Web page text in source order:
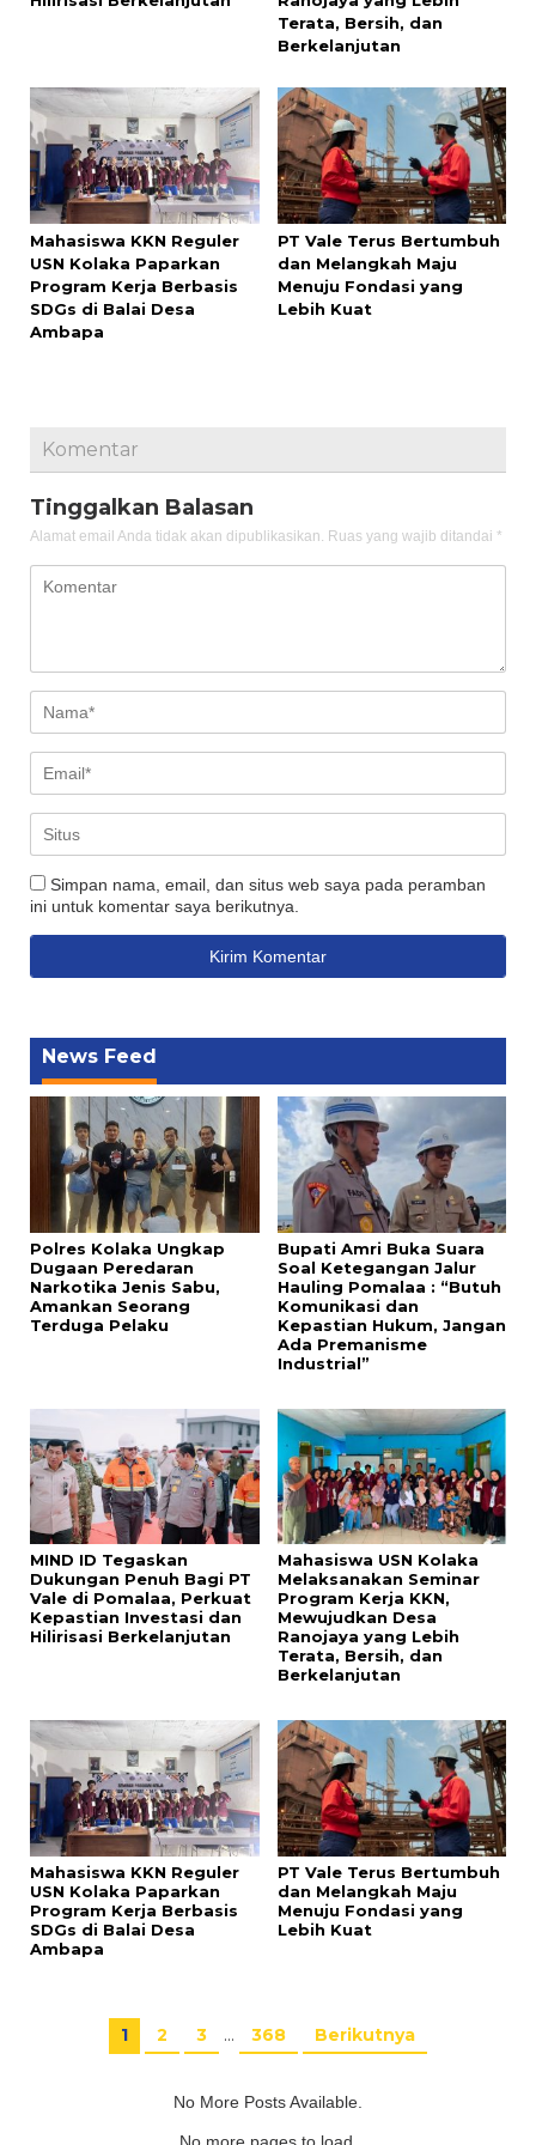
Terata, Bersih, dan
Berkelanjutan
Mahasiswa KKN Reguler
USN Kolaka Paparkan
Program Kerja Berbasis
SDGs di Balai Desa
Ambapa
PT Vale Terus Bertumbuh
dan Melangkah Maju
Menuju Fondasi yang
Lebih Kuat
Komentar
Tinggalkan Balasan
Alamat email Anda tidak akan dipublikasikan. Ruas yang wajib ditandai *
Simpan nama, email, dan situs web saya pada peramban
ini untuk komentar saya berikutnya.
News Feed
Polres Kolaka Ungkap
Dugaan Peredaran
Narkotika Jenis Sabu,
Amankan Seorang
Terduga Pelaku
Bupati Amri Buka Suara
Soal Ketegangan Jalur
Hauling Pomalaa : “Butuh
Komunikasi dan
Kepastian Hukum, Jangan
Ada Premanisme
Industrial”
MIND ID Tegaskan
Dukungan Penuh Bagi PT
Vale di Pomalaa, Perkuat
Kepastian Investasi dan
Hilirisasi Berkelanjutan
Mahasiswa USN Kolaka
Melaksanakan Seminar
Program Kerja KKN,
Mewujudkan Desa
Ranojaya yang Lebih
Terata, Bersih, dan
Berkelanjutan
Mahasiswa KKN Reguler
USN Kolaka Paparkan
Program Kerja Berbasis
SDGs di Balai Desa
Ambapa
PT Vale Terus Bertumbuh
dan Melangkah Maju
Menuju Fondasi yang
Lebih Kuat
1 2 3 … 368 Berikutnya
No More Posts Available.